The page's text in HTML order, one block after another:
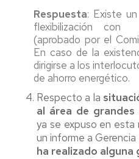
Respuesta: Existe
flexibilización con
(aprobado por el
En caso de la
dirigirse a los
de ahorro energético.
Respecto a la
al área de grandes
ya se expuso en esta
un informe a
ha realizado